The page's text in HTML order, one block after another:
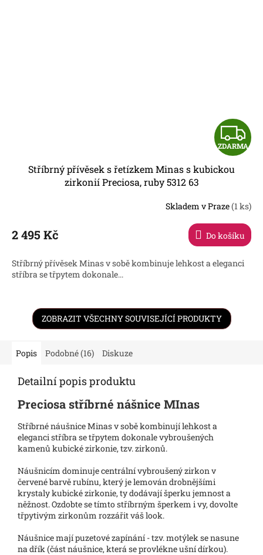
Z
D
R
ZDARMA
Stříbrný přívěsek s řetízkem Minas s kubickou
zirkonií Preciosa, ruby 5312 63
Skladem v Praze(1 ks)
2 495 Kč Do košíku
Stříbrný přívěsek Minas v sobě kombinuje lehkost a eleganci
stříbra se třpytem dokonale...
ZOBRAZIT VŠECHNY SOUVISEJÍCÍ PRODUKTY
Popis Podobné (16) Diskuze
Detailní popis produktu
Preciosa stříbrné nášnice MInas
Stříbrné náušnice Minas v sobě kombinují lehkost a
eleganci stříbra se třpytem dokonale vybroušených
kamenů kubické zirkonie, tzv. zirkonů.
Náušnicím dominuje centrální vybroušený zirkon v
červené barvě rubínu, který je lemován drobnějšími
krystaly kubické zirkonie, ty dodávají šperku jemnost a
něžnost. Ozdobte se tímto stříbrným šperkem i vy, dovolte
třpytivým zirkonům rozzářit váš look.
Náušnice mají puzetové zapínání - tzv. motýlek se nasune
na dřík (část náušnice, která se provlékne ušní dírkou).